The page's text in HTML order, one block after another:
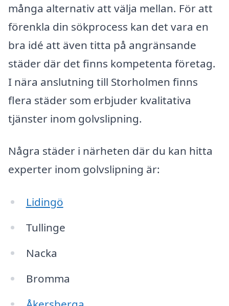
många alternativ att välja mellan. För att
förenkla din sökprocess kan det vara en
bra idé att även titta på angränsande
städer där det finns kompetenta företag.
I nära anslutning till Storholmen finns
flera städer som erbjuder kvalitativa
tjänster inom golvslipning.
Några städer i närheten där du kan hitta
experter inom golvslipning är:
Lidingö
Tullinge
Nacka
Bromma